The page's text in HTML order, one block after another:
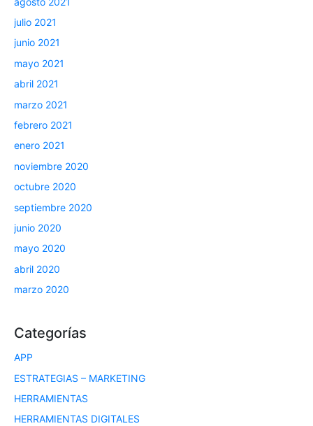
julio 2021
junio 2021
mayo 2021
abril 2021
marzo 2021
febrero 2021
enero 2021
noviembre 2020
octubre 2020
septiembre 2020
junio 2020
mayo 2020
abril 2020
marzo 2020
Categorías
APP
ESTRATEGIAS – MARKETING
HERRAMIENTAS
HERRAMIENTAS DIGITALES